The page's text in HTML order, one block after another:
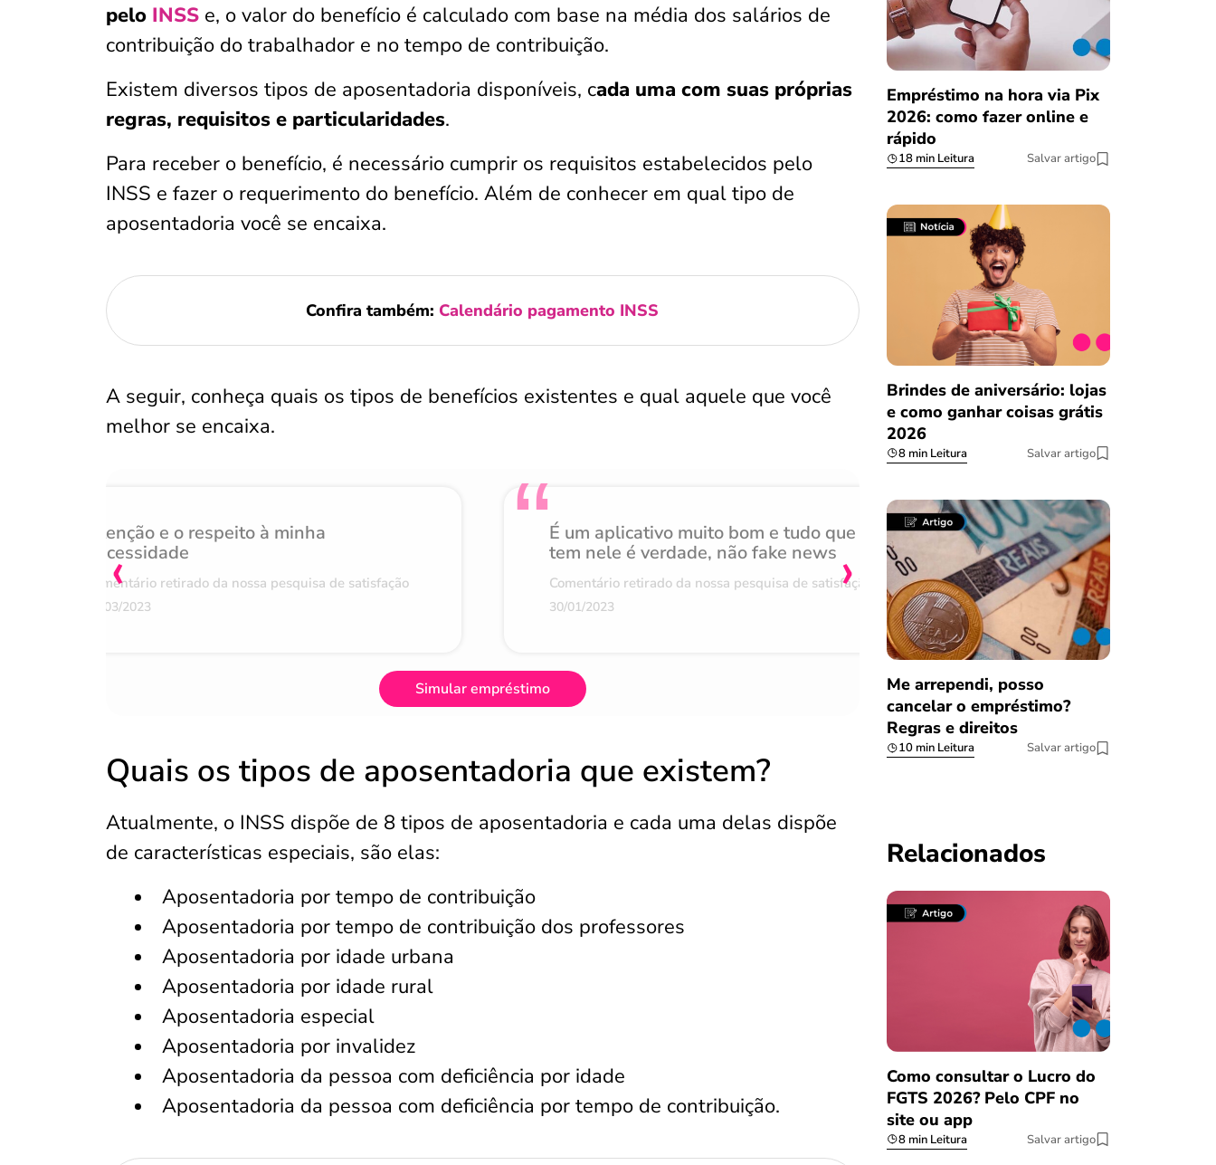
pelo INSS e, o valor do benefício é calculado com base na média dos salários de
contribuição do trabalhador e no tempo de contribuição.
Existem diversos tipos de aposentadoria disponíveis, cada uma com suas próprias
regras, requisitos e particularidades.
Para receber o benefício, é necessário cumprir os requisitos estabelecidos pelo
INSS e fazer o requerimento do benefício. Além de conhecer em qual tipo de
aposentadoria você se encaixa.
Confira também: Calendário pagamento INSS
A seguir, conheça quais os tipos de benefícios existentes e qual aquele que você
melhor se encaixa.
Atenção e o respeito à minha
necessidade
Comentário retirado da nossa pesquisa de satisfação
07/03/2023
É um aplicativo muito bom e tudo que
tem nele é verdade, não fake news
Comentário retirado da nossa pesquisa de satisfação
30/01/2023
Achei muito rápido,
burocracia
Comentário retirado da nossa
08/03/2023
‹ ›
Simular empréstimo
Quais os tipos de aposentadoria que existem?
Atualmente, o INSS dispõe de 8 tipos de aposentadoria e cada uma delas dispõe
de características especiais, são elas:
Aposentadoria por tempo de contribuição
Aposentadoria por tempo de contribuição dos professores
Aposentadoria por idade urbana
Aposentadoria por idade rural
Aposentadoria especial
Aposentadoria por invalidez
Aposentadoria da pessoa com deficiência por idade
Aposentadoria da pessoa com deficiência por tempo de contribuição.
Empréstimo na hora via Pix
2026: como fazer online e
rápido
18 min Leitura Salvar artigo
Brindes de aniversário: lojas
e como ganhar coisas grátis
2026
8 min Leitura Salvar artigo
Me arrependi, posso
cancelar o empréstimo?
Regras e direitos
10 min Leitura Salvar artigo
Relacionados
Como consultar o Lucro do
FGTS 2026? Pelo CPF no
site ou app
8 min Leitura Salvar artigo